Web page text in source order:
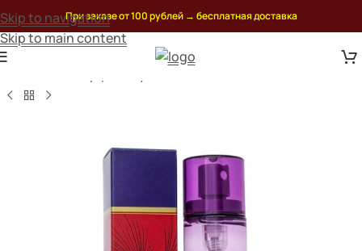
Skip to navigation
Skip to main content
При заказе от 100 рублей → бесплатная доставка